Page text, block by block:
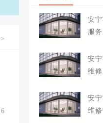
6
安
服
安
维
安
维